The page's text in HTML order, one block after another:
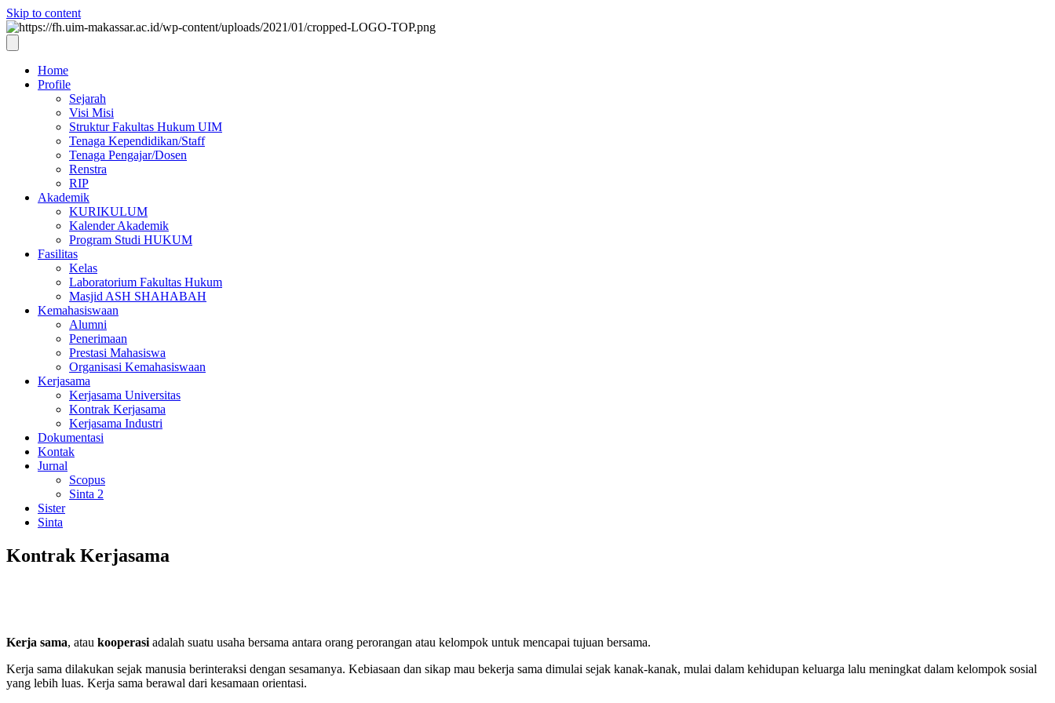
Skip to content
Home
Profile
Sejarah
Visi Misi
Struktur Fakultas Hukum UIM
Tenaga Kependidikan/Staff
Tenaga Pengajar/Dosen
Renstra
RIP
Akademik
KURIKULUM
Kalender Akademik
Program Studi HUKUM
Fasilitas
Kelas
Laboratorium Fakultas Hukum
Masjid ASH SHAHABAH
Kemahasiswaan
Alumni
Penerimaan
Prestasi Mahasiswa
Organisasi Kemahasiswaan
Kerjasama
Kerjasama Universitas
Kontrak Kerjasama
Kerjasama Industri
Dokumentasi
Kontak
Jurnal
Scopus
Sinta 2
Sister
Sinta
Kontrak Kerjasama
Kerja sama, atau kooperasi adalah suatu usaha bersama antara orang perorangan atau kelompok untuk mencapai tujuan bersama.
Kerja sama dilakukan sejak manusia berinteraksi dengan sesamanya. Kebiasaan dan sikap mau bekerja sama dimulai sejak kanak-kanak, mulai dalam kehidupan keluarga lalu meningkat dalam kelompok sosial
yang lebih luas. Kerja sama berawal dari kesamaan orientasi.